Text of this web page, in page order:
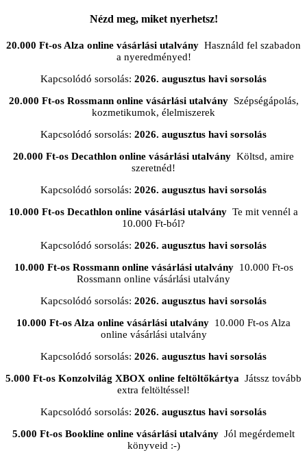
Nézd meg, miket nyerhetsz!
20.000 Ft-os Alza online vásárlási utalvány Használd fel szabadon
a nyeredményed!
Kapcsolódó sorsolás: 2026. augusztus havi sorsolás
20.000 Ft-os Rossmann online vásárlási utalványSzépségápolás,
kozmetikumok, élelmiszerek
Kapcsolódó sorsolás: 2026. augusztus havi sorsolás
20.000 Ft-os Decathlon online vásárlási utalvány Költsd, amire
szeretnéd!
Kapcsolódó sorsolás: 2026. augusztus havi sorsolás
10.000 Ft-os Decathlon online vásárlási utalvány Te mit vennél a
10.000 Ft-ból?
Kapcsolódó sorsolás: 2026. augusztus havi sorsolás
10.000 Ft-os Rossmann online vásárlási utalvány10.000 Ft-os
Rossmann online vásárlási utalvány
Kapcsolódó sorsolás: 2026. augusztus havi sorsolás
10.000 Ft-os Alza online vásárlási utalvány 10.000 Ft-os Alza
online vásárlási utalvány
Kapcsolódó sorsolás: 2026. augusztus havi sorsolás
5.000 Ft-os Konzolvilág XBOX online feltöltőkártya Játssz tovább
extra feltöltéssel!
Kapcsolódó sorsolás: 2026. augusztus havi sorsolás
5.000 Ft-os Bookline online vásárlási utalvány Jól megérdemelt
könyveid :-)